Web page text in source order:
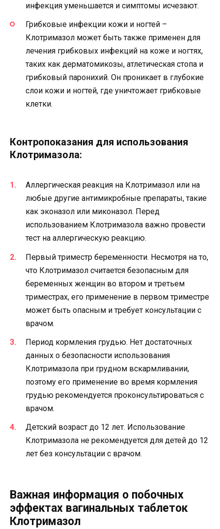
инфекция уменьшается и симптомы исчезают.
Грибковые инфекции кожи и ногтей –
Клотримазол может быть также применен для
лечения грибковых инфекций на коже и ногтях,
таких как дерматомикозы, атлетическая стопа и
грибковый паронихий. Он проникает в глубокие
слои кожи и ногтей, где уничтожает грибковые
клетки.
Контропоказания для использования
Клотримазола:
Аллергическая реакция на Клотримазол или на
любые другие антимикробные препараты, такие
как эконазол или миконазол. Перед
использованием Клотримазола важно провести
тест на аллергическую реакцию.
Первый триместр беременности. Несмотря на то,
что Клотримазол считается безопасным для
беременных женщин во втором и третьем
триместрах, его применение в первом триместре
может быть опасным и требует консультации с
врачом.
Период кормления грудью. Нет достаточных
данных о безопасности использования
Клотримазола при грудном вскармливании,
поэтому его применение во время кормления
грудью рекомендуется проконсультироваться с
врачом.
Детский возраст до 12 лет. Использование
Клотримазола не рекомендуется для детей до 12
лет без консультации с врачом.
Важная информация о побочных
эффектах вагинальных таблеток
Клотримазол